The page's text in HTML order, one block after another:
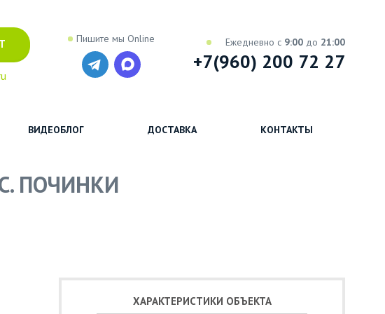
Пишите мы Online Ежедневно с 9:00 до 21:00
+7(960) 200 72 27
ВИДЕОБЛОГ ДОСТАВКА КОНТАКТЫ
ПОЧИНКИ
ХАРАКТЕРИСТИКИ ОБЪЕКТА